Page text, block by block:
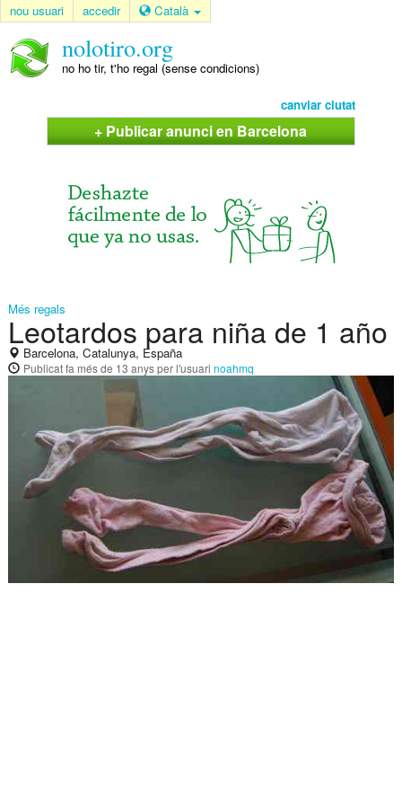
nou usuari accedir Català
nolotiro.org
no ho tir, t'ho regal (sense condicions)
canviar ciutat
+ Publicar anunci en Barcelona
Més regals
Leotardos para niña de 1 año
Barcelona, Catalunya, España
Publicatfa més de 13 anysper l'usuari noahmq